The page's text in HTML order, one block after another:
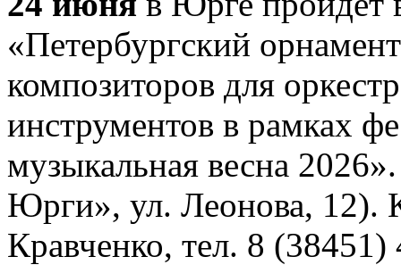
«Петербургский
композиторов для
инструментов в рамках
музыкальная весна
Юрги», ул. Леонова, 12).
Кравченко, тел. 8 (38451)